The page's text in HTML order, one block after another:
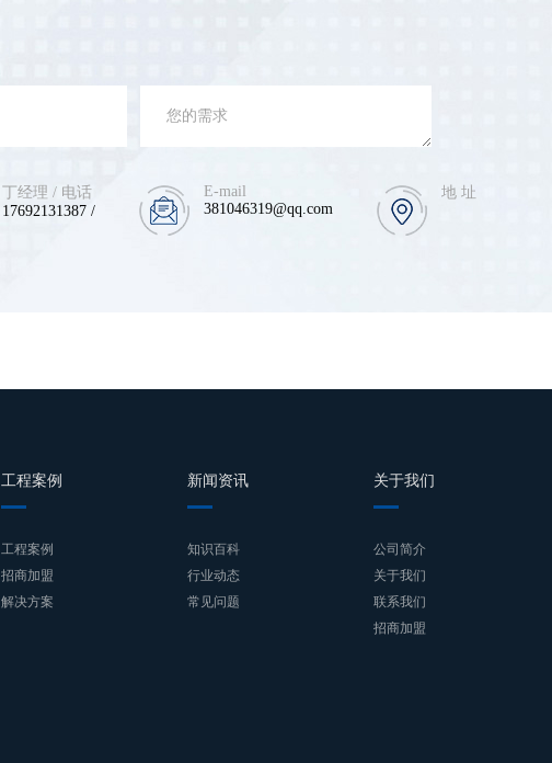
丁经理 / 电话
17692131387 /
E-mail
381046319@qq.com
地 址
工程案例
工程案例
招商加盟
解决方案
新闻资讯
知识百科
行业动态
常见问题
关于我们
公司简介
关于我们
联系我们
招商加盟